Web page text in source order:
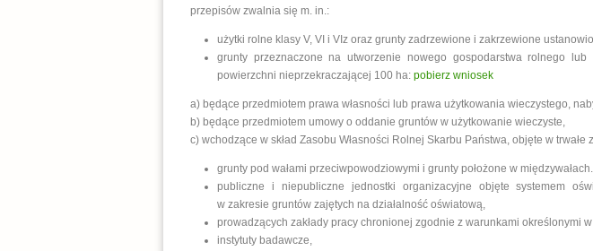
przepisów zwalnia się m. in.:
użytki rolne klasy V, VI i VIz oraz grunty zadrzewione i zakrzewione
grunty przeznaczone na utworzenie nowego gospodarstwa rolnego
powierzchni nieprzekraczającej 100 ha: pobierz wniosek
a) będące przedmiotem prawa własności lub prawa użytkowania wieczystego,
b) będące przedmiotem umowy o oddanie gruntów w użytkowanie wieczyste,
c) wchodzące w skład Zasobu Własności Rolnej Skarbu Państwa, objęte w
grunty pod wałami przeciwpowodziowymi i grunty położone w międzywałach.
publiczne i niepubliczne jednostki organizacyjne objęte systemem
w zakresie gruntów zajętych na działalność oświatową,
prowadzących zakłady pracy chronionej zgodnie z warunkami określonymi
instytuty badawcze,